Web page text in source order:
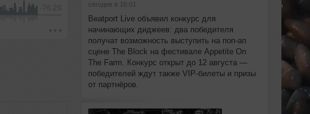
-76:29 сегодня в 16:01
Beatport Live объявил конкурс для
начинающих диджеев: два победителя
получат возможность выступить на поп‑ап
сцене The Block на фестивале Appetite On
The Farm. Конкурс открыт до 12 августа —
победителей ждут также VIP‑билеты и призы
от партнёров.